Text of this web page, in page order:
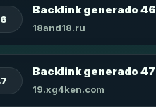
Backlink generado 46
18and18.ru
Backlink generado 47
19.xg4ken.com